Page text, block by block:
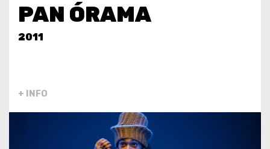
PAN ÓRAMA
2011
+ INFO